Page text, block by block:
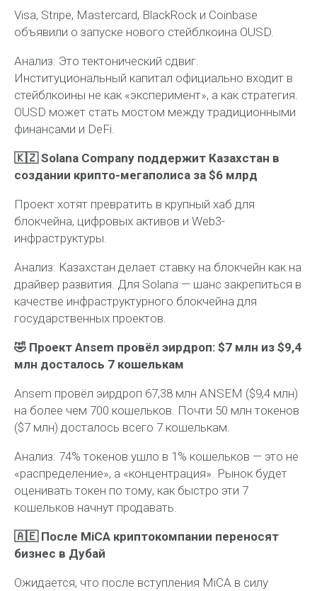
Visa, Stripe, Mastercard, BlackRock и Coinbase
объявили о запуске нового стейблкоина OUSD.
Анализ: Это тектонический сдвиг.
Институциональный капитал официально входит в
стейблкоины не как «эксперимент», а как стратегия.
OUSD может стать мостом между традиционными
финансами и DeFi.
🇰🇿 Solana Company поддержит Казахстан в
создании крипто-мегаполиса за $6 млрд
Проект хотят превратить в крупный хаб для
блокчейна, цифровых активов и Web3-
инфраструктуры.
Анализ: Казахстан делает ставку на блокчейн как на
драйвер развития. Для Solana — шанс закрепиться в
качестве инфраструктурного блокчейна для
государственных проектов.
🤣 Проект Ansem провёл эирдроп: $7 млн из $9,4
млн досталось 7 кошелькам
Ansem провёл эирдроп 67,38 млн ANSEM ($9,4 млн)
на более чем 700 кошельков. Почти 50 млн токенов
($7 млн) досталось всего 7 кошелькам.
Анализ: 74% токенов ушло в 1% кошельков — это не
«распределение», а «концентрация». Рынок будет
оценивать токен по тому, как быстро эти 7
кошельков начнут продавать.
🇦🇪 После MiCA криптокомпании переносят
бизнес в Дубай
Ожидается, что после вступления MiCA в силу